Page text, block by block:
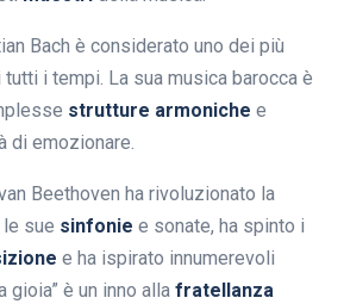
Bach è considerato uno dei più
i tempi. La sua musica barocca è
strutture armoniche e
di emozionare.
Beethoven ha rivoluzionato la
sue sinfonie e sonate, ha spinto i
e ha ispirato innumerevoli
gioia” è un inno alla fratellanza